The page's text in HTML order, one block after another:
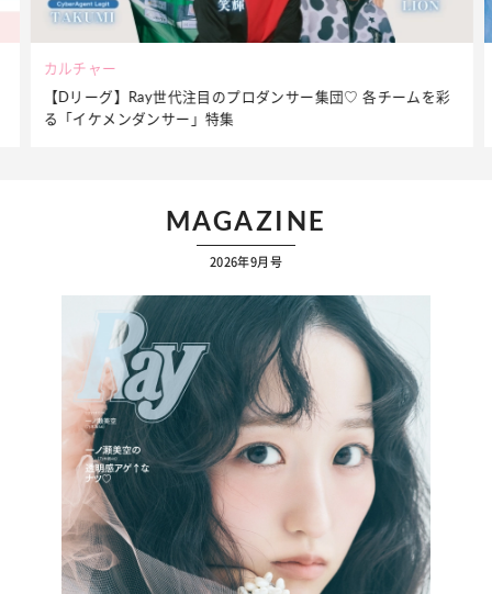
♡ 各チームを彩
夏だからこそ“水分”が大切！くずれないメイクを
ケア】アイテム3選
MAGAZINE
2026年9月号